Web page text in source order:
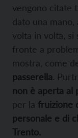
vengono citate
dato una
volta in volta, si
fronte a
mostra, come
passerella.
non è aperta al
per la fruizione
personale e di
Trento.